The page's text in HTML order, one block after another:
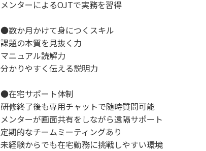
メンターによるOJTで実務を習得
●数か月かけて身につくスキル
課題の本質を見抜く力
マニュアル読解力
分かりやすく伝える説明力
●在宅サポート体制
研修終了後も専用チャットで随時質問可能
メンターが画面共有をしながら遠隔サポート
定期的なチームミーティングあり
未経験からでも在宅勤務に挑戦しやすい環境